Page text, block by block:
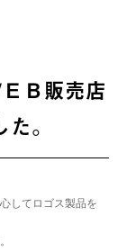
Ｂ販売店
。
してロゴス製品を